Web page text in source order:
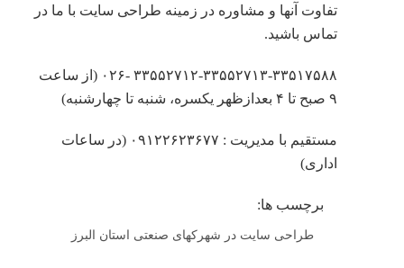
تفاوت آنها و مشاوره در زمینه طراحی سایت با ما در
تماس باشید.
۳۳۵۵۲۷۱۲-۳۳۵۵۲۷۱۳-۳۳۵۱۷۵۸۸ -۰۲۶ (از ساعت
۹ صبح تا ۴ بعدازظهر یکسره، شنبه تا چهارشنبه)
مستقیم با مدیریت : ۰۹۱۲۲۶۲۳۶۷۷ (در ساعات
اداری)
برچسب ها:
طراحی سایت در شهرکهای صنعتی استان البرز